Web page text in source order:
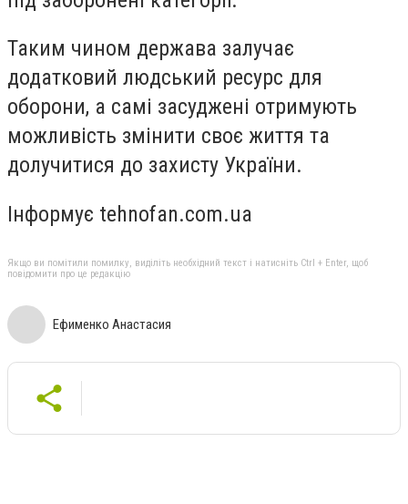
Таким чином держава залучає
додатковий людський ресурс для
оборони, а самі засуджені отримують
можливість змінити своє життя та
долучитися до захисту України.
Інформує tehnofan.com.ua
Якщо ви помітили помилку, виділіть необхідний текст і натисніть Ctrl + Enter, щоб
повідомити про це редакцію
Ефименко Анастасия